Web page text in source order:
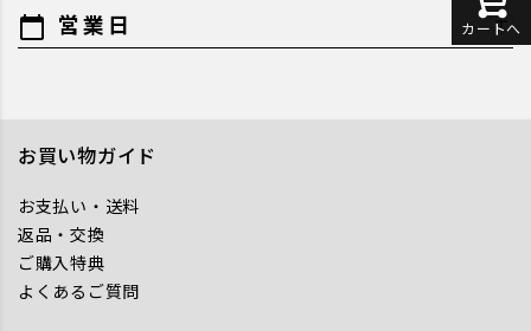
カートへ
calendar_today 営業日
お買い物ガイド
お支払い・送料
返品・交換
ご購入特典
よくあるご質問